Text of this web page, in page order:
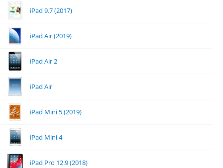
iPad 9.7 (2017)
iPad Air (2019)
iPad Air 2
iPad Air
iPad Mini 5 (2019)
iPad Mini 4
iPad Pro 12.9 (2018)